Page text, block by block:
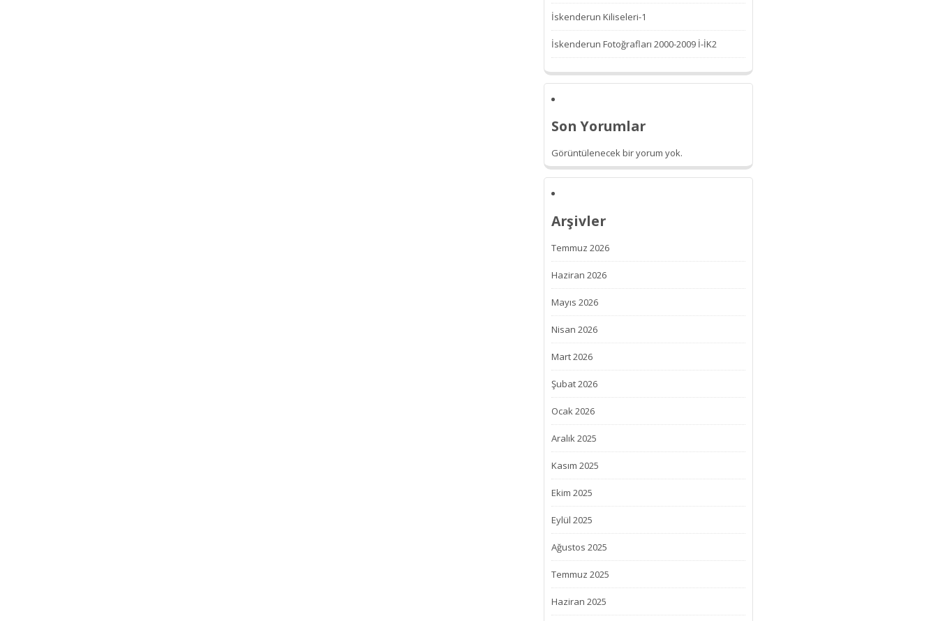
İskenderun Kiliseleri-1
İskenderun Fotoğrafları 2000-2009 İ-İK2
Son Yorumlar
Görüntülenecek bir yorum yok.
Arşivler
Temmuz 2026
Haziran 2026
Mayıs 2026
Nisan 2026
Mart 2026
Şubat 2026
Ocak 2026
Aralık 2025
Kasım 2025
Ekim 2025
Eylül 2025
Ağustos 2025
Temmuz 2025
Haziran 2025